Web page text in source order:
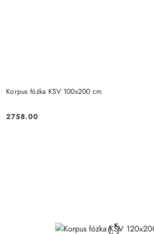
Korpus łóżka KSV 100x200 cm
Cena:
2758.00